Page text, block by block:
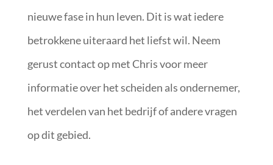
nieuwe fase in hun leven. Dit is wat iedere
betrokkene uiteraard het liefst wil. Neem
gerust contact op met Chris voor meer
informatie over het scheiden als ondernemer,
het verdelen van het bedrijf of andere vragen
op dit gebied.